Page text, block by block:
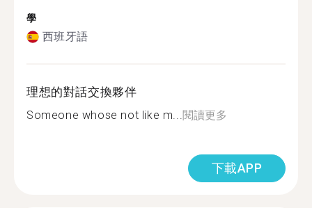
學
西班牙語
理想的對話交換夥伴
Someone whose not like m...閱讀更多
下載APP